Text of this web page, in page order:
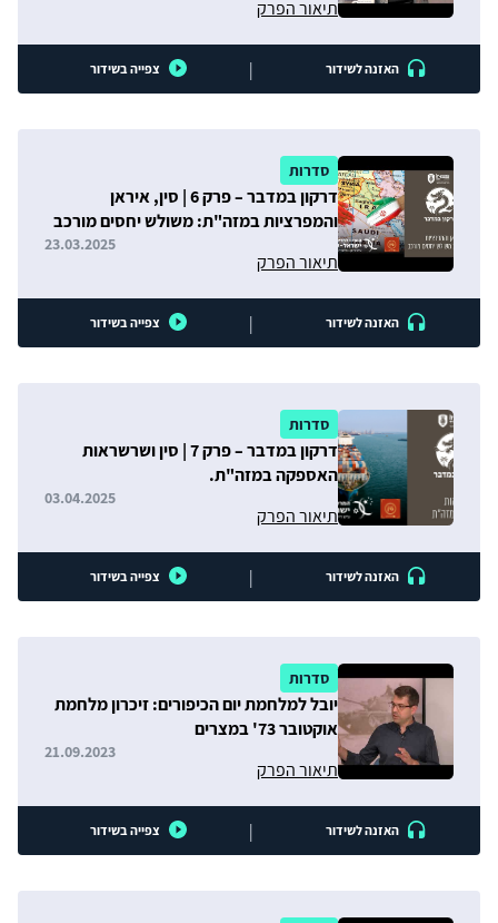
תיאור הפרק
האזנה לשידור | צפייה בשידור
סדרות
דרקון במדבר – פרק 6 | סין, איראן
והמפרציות במזה"ת: משולש יחסים מורכב
תיאור הפרק
23.03.2025
האזנה לשידור | צפייה בשידור
סדרות
דרקון במדבר – פרק 7 | סין ושרשראות
האספקה במזה"ת.
תיאור הפרק
03.04.2025
האזנה לשידור | צפייה בשידור
סדרות
יובל למלחמת יום הכיפורים: זיכרון מלחמת
אוקטובר 73' במצרים
תיאור הפרק
21.09.2023
האזנה לשידור | צפייה בשידור